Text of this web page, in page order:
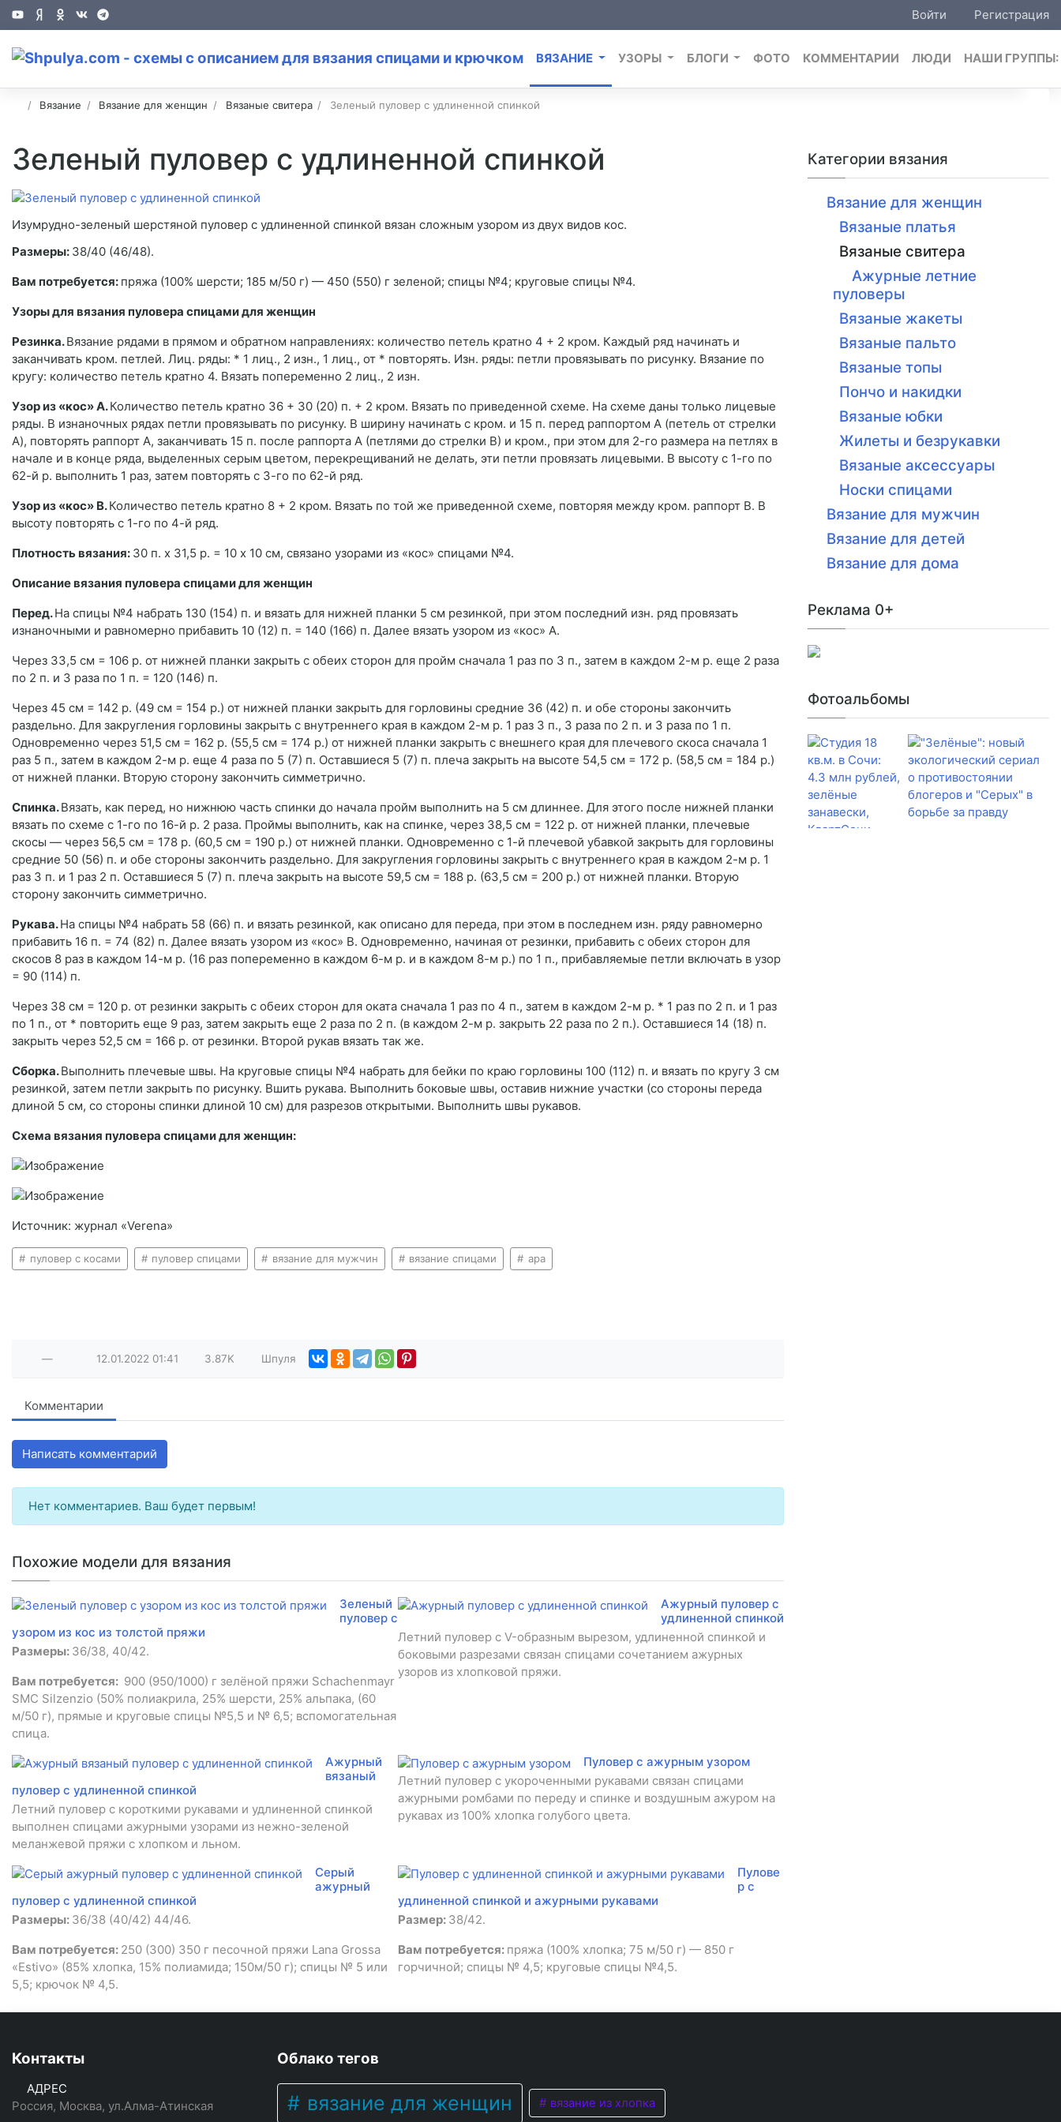
Войти Регистрация
ВЯЗАНИЕ УЗОРЫ БЛОГИ ФОТО КОММЕНТАРИИ ЛЮДИ НАШИ ГРУППЫ:
Вязание Вязание для женщин Вязаные свитера Зеленый пуловер с удлиненной спинкой
Зеленый пуловер с удлиненной спинкой
Изумрудно-зеленый шерстяной пуловер с удлиненной спинкой вязан сложным узором из двух видов кос.
Размеры: 38/40 (46/48).
Вам потребуется: пряжа (100% шерсти; 185 м/50 г) — 450 (550) г зеленой; спицы №4; круговые спицы №4.
Узоры для вязания пуловера спицами для женщин
Резинка.Вязание рядами в прямом и обратном направлениях: количество петель кратно 4 + 2 кром. Каждый ряд начинать и
заканчивать кром. петлей. Лиц. ряды: * 1 лиц., 2 изн., 1 лиц., от * повторять. Изн. ряды: петли провязывать по рисунку. Вязание по
кругу: количество петель кратно 4. Вязать попеременно 2 лиц., 2 изн.
Узор из «кос» А.Количество петель кратно 36 + 30 (20) п. + 2 кром. Вязать по приведенной схеме. На схеме даны только лицевые
ряды. В изнаночных рядах петли провязывать по рисунку. В ширину начинать с кром. и 15 п. перед раппортом А (петель от стрелки
A), повторять раппорт A, заканчивать 15 п. после раппорта A (петлями до стрелки B) и кром., при этом для 2-го размера на петлях в
начале и в конце ряда, выделенных серым цветом, перекрещиваний не делать, эти петли провязать лицевыми. В высоту с 1-го по
62-й р. выполнить 1 раз, затем повторять с 3-го по 62-й ряд.
Узор из «кос» B.Количество петель кратно 8 + 2 кром. Вязать по той же приведенной схеме, повторяя между кром. раппорт В. В
высоту повторять с 1-го по 4-й ряд.
Плотность вязания: 30 п. х 31,5 р. = 10 x 10 cм, связано узорами из «кос» спицами №4.
Описание вязания пуловера спицами для женщин
Перед.На спицы №4 набрать 130 (154) п. и вязать для нижней планки 5 cм резинкой, при этом последний изн. ряд провязать
изнаночными и равномерно прибавить 10 (12) п. = 140 (166) п. Далее вязать узором из «кос» А.
Через 33,5 cм = 106 р. от нижней планки закрыть с обеих сторон для пройм сначала 1 раз по 3 п., затем в каждом 2-м р. еще 2 раза
по 2 п. и 3 раза по 1 п. = 120 (146) п.
Через 45 cм = 142 р. (49 cм = 154 р.) от нижней планки закрыть для горловины средние 36 (42) п. и обе стороны закончить
раздельно. Для закругления горловины закрыть с внутреннего края в каждом 2-м р. 1 раз 3 п., 3 раза по 2 п. и 3 раза по 1 п.
Одновременно через 51,5 cм = 162 р. (55,5 см = 174 р.) от нижней планки закрыть с внешнего края для плечевого скоса сначала 1
раз 5 п., затем в каждом 2-м р. еще 4 раза по 5 (7) п. Оставшиеся 5 (7) п. плеча закрыть на высоте 54,5 cм = 172 р. (58,5 cм = 184 р.)
от нижней планки. Вторую сторону закончить симметрично.
Спинка.Вязать, как перед, но нижнюю часть спинки до начала пройм выполнить на 5 см длиннее. Для этого после нижней планки
вязать по схеме с 1-го по 16-й р. 2 раза. Проймы выполнить, как на спинке, через 38,5 cм = 122 р. от нижней планки, плечевые
скосы — через 56,5 cм = 178 р. (60,5 cм = 190 р.) от нижней планки. Одновременно с 1-й плечевой убавкой закрыть для горловины
средние 50 (56) п. и обе стороны закончить раздельно. Для закругления горловины закрыть с внутреннего края в каждом 2-м р. 1
раз 3 п. и 1 раз 2 п. Оставшиеся 5 (7) п. плеча закрыть на высоте 59,5 cм = 188 р. (63,5 cм = 200 р.) от нижней планки. Вторую
сторону закончить симметрично.
Рукава.На спицы №4 набрать 58 (66) п. и вязать резинкой, как описано для переда, при этом в последнем изн. ряду равномерно
прибавить 16 п. = 74 (82) п. Далее вязать узором из «кос» В. Одновременно, начиная от резинки, прибавить с обеих сторон для
скосов 8 раз в каждом 14-м р. (16 раз попеременно в каждом 6-м р. и в каждом 8-м р.) по 1 п., прибавляемые петли включать в узор
= 90 (114) п.
Через 38 cм = 120 р. от резинки закрыть с обеих сторон для оката сначала 1 раз по 4 п., затем в каждом 2-м р. * 1 раз по 2 п. и 1 раз
по 1 п., от * повторить еще 9 раз, затем закрыть еще 2 раза по 2 п. (в каждом 2-м р. закрыть 22 раза по 2 п.). Оставшиеся 14 (18) п.
закрыть через 52,5 cм = 166 р. от резинки. Второй рукав вязать так же.
Сборка.Выполнить плечевые швы. На круговые спицы №4 набрать для бейки по краю горловины 100 (112) п. и вязать по кругу 3 см
резинкой, затем петли закрыть по рисунку. Вшить рукава. Выполнить боковые швы, оставив нижние участки (со стороны переда
длиной 5 см, со стороны спинки длиной 10 см) для разрезов открытыми. Выполнить швы рукавов.
Схема вязания пуловера спицами для женщин:
Источник: журнал «Verena»
пуловер с косами пуловер спицами вязание для мужчин вязание спицами ара
— 12.01.2022 01:41 3.87K Шпуля
Комментарии
Написать комментарий
Нет комментариев. Ваш будет первым!
Похожие модели для вязания
Зеленый
пуловер с
узором из кос из толстой пряжи
Размеры: 36/38, 40/42.
Вам потребуется: 900 (950/1000) г зелёной пряжи Schachenmayr
SMC Silzenzio (50% полиакрила, 25% шерсти, 25% альпака, (60
м/50 г), прямые и круговые спицы №5,5 и № 6,5; вспомогательная
спица.
Ажурный пуловер с
удлиненной спинкой
Летний пуловер с V-образным вырезом, удлиненной спинкой и
боковыми разрезами связан спицами сочетанием ажурных
узоров из хлопковой пряжи.
Ажурный
вязаный
пуловер с удлиненной спинкой
Летний пуловер с короткими рукавами и удлиненной спинкой
выполнен спицами ажурными узорами из нежно-зеленой
меланжевой пряжи с хлопком и льном.
Пуловер с ажурным узором
Летний пуловер с укороченными рукавами связан спицами
ажурными ромбами по переду и спинке и воздушным ажуром на
рукавах из 100% хлопка голубого цвета.
Серый
ажурный
пуловер с удлиненной спинкой
Размеры: 36/38 (40/42) 44/46.
Вам потребуется: 250 (300) 350 г песочной пряжи Lana Grossa
«Estivo» (85% хлопка, 15% полиамида; 150м/50 г); спицы № 5 или
5,5; крючок № 4,5.
Пулове
р с
удлиненной спинкой и ажурными рукавами
Размер: 38/42.
Вам потребуется: пряжа (100% хлопка; 75 м/50 г) — 850 г
горчичной; спицы № 4,5; круговые спицы №4,5.
Категории вязания
Вязание для женщин
Вязаные платья
Вязаные свитера
Ажурные летние
пуловеры
Вязаные жакеты
Вязаные пальто
Вязаные топы
Пончо и накидки
Вязаные юбки
Жилеты и безрукавки
Вязаные аксессуары
Носки спицами
Вязание для мужчин
Вязание для детей
Вязание для дома
Реклама 0+
Фотоальбомы
Контакты
АДРЕС
Россия, Москва, ул.Алма-Атинская
Облако тегов
вязание для женщин вязание из хлопка